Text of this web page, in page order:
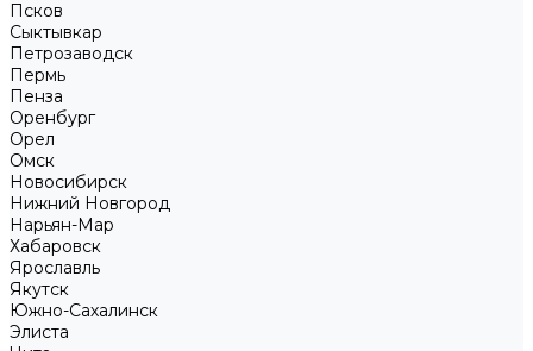
Псков
Сыктывкар
Петрозаводск
Пермь
Пенза
Оренбург
Орел
Омск
Новосибирск
Нижний Новгород
Нарьян-Мар
Хабаровск
Ярославль
Якутск
Южно-Сахалинск
Элиста